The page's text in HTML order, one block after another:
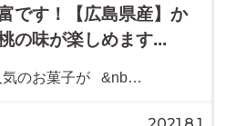
です！【広島県産】か
の味が楽しめます...
気のお菓子が &nb…